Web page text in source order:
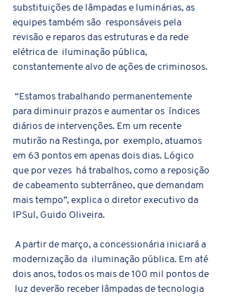
substituições de lâmpadas e luminárias, as
equipes também são  responsáveis pela
revisão e reparos das estruturas e da rede
elétrica de  iluminação pública,
constantemente alvo de ações de criminosos.
para diminuir prazos e aumentar os  índices
diários de intervenções. Em um recente
mutirão na Restinga, por  exemplo, atuamos
em 63 pontos em apenas dois dias. Lógico
que por vezes  há trabalhos, como a reposição
de cabeamento subterrâneo, que demandam
mais tempo”, explica o diretor executivo da
IPSul, Guido Oliveira.
modernização da  iluminação pública. Em até
dois anos, todos os mais de 100 mil pontos de
luz deverão receber lâmpadas de tecnologia